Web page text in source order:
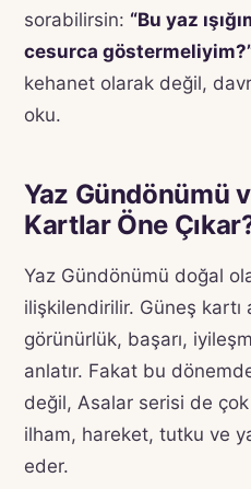
sorabilirsin: “Bu yaz
cesurca
kehanet olarak değil,
oku.
Yaz Gündönümü
Kartlar Öne
Yaz Gündönümü doğal
ilişkilendirilir. Güneş kartı
görünürlük, başarı,
anlatır. Fakat bu
değil, Asalar serisi de çok
ilham, hareket, tutku ve
eder.